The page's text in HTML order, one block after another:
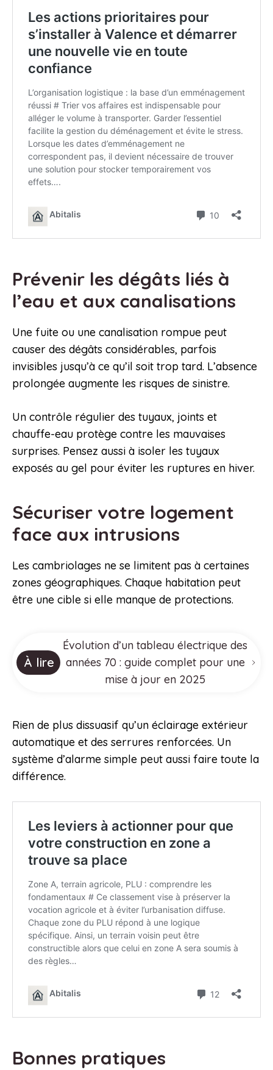
Prévenir les dégâts liés à
l’eau et aux canalisations
Une fuite ou une canalisation rompue peut
causer des dégâts considérables, parfois
invisibles jusqu’à ce qu’il soit trop tard. L’absence
prolongée augmente les risques de sinistre.
Un contrôle régulier des tuyaux, joints et
chauffe-eau protège contre les mauvaises
surprises. Pensez aussi à isoler les tuyaux
exposés au gel pour éviter les ruptures en hiver.
Sécuriser votre logement
face aux intrusions
Les cambriolages ne se limitent pas à certaines
zones géographiques. Chaque habitation peut
être une cible si elle manque de protections.
À lire
Évolution d’un tableau électrique des
années 70 : guide complet pour une
mise à jour en 2025
Rien de plus dissuasif qu’un éclairage extérieur
automatique et des serrures renforcées. Un
système d’alarme simple peut aussi faire toute la
différence.
Bonnes pratiques